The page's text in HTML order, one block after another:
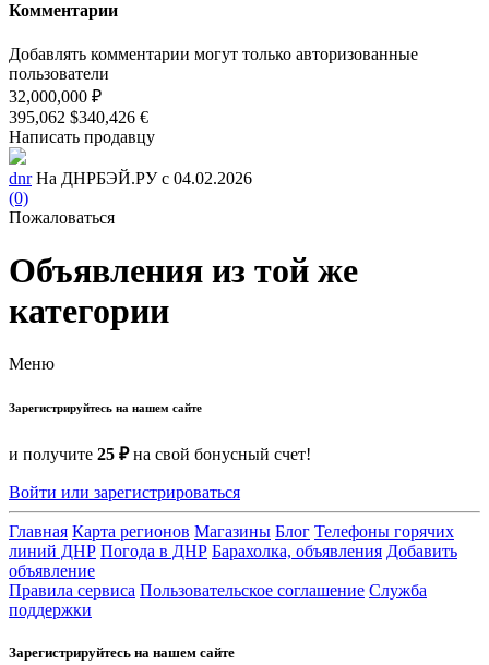
Комментарии
Добавлять комментарии могут только авторизованные
пользователи
32,000,000 ₽
395,062 $340,426 €
Написать продавцу
dnr На ДНРБЭЙ.РУ с 04.02.2026
(0)
Пожаловаться
Объявления из той же
категории
Меню
Зарегистрируйтесь на нашем сайте
и получите 25 ₽на свой бонусный счет!
Войти или зарегистрироваться
Главная Карта регионов Магазины Блог Телефоны горячих
линий ДНР Погода в ДНР Барахолка, объявления Добавить
объявление
Правила сервиса Пользовательское соглашение Служба
поддержки
Зарегистрируйтесь на нашем сайте